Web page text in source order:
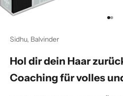
Sidhu, Balvinder
Hol dir dein Haar
Coaching für volles